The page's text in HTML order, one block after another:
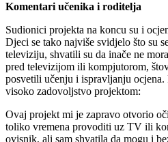
Komentari učenika i roditelja
Sudionici projekta na koncu su i
Djeci se tako najviše svidjelo što su
televiziju, shvatili su da inače ne
pred televizijom ili kompjutorom,
posvetili učenju i ispravljanju
visoko zadovoljstvo projektom:
Ovaj projekt mi je zapravo otvorio
toliko vremena provoditi uz TV ili
ovisnik, ali sam shvatila da mogu i